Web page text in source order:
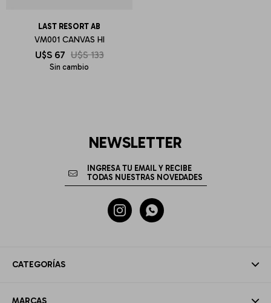
LAST RESORT AB
VM001 CANVAS HI
U$S 67 U$S 133
Sin cambio
CATEGORÍAS
MARCAS
NEWSLETTER
 